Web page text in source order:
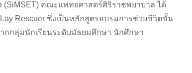
คณะแพทยศาสตร์ศิริราชพยาบาล ได้
Rescuer ซึ่งเป็นหลักสูตรอบรมการช่วยชีวิตขั้น
กกลุ่มนักเรียนระดับมัธยมศึกษา นักศึกษา